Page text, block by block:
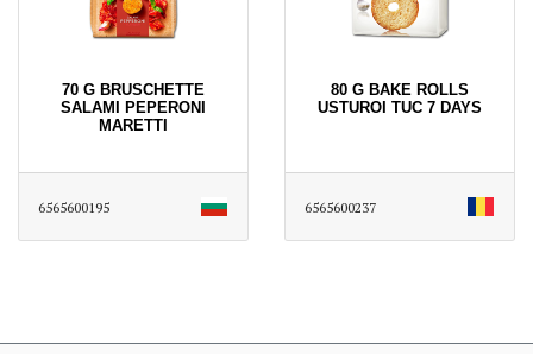
70 G BRUSCHETTE
SALAMI PEPERONI
MARETTI
6565600195
80 G BAKE ROLLS
USTUROI TUC 7 DAYS
6565600237